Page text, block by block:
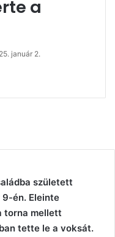
a
január 2.
született
9-én. Eleinte
torna mellett
tette le a voksát.